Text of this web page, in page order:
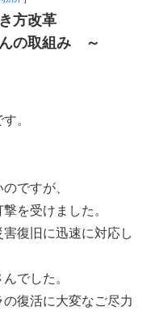
方改革
の取組み ～
。
ですが、
を受けました。
復旧に迅速に対応し
んでした。
復活に大変なご尽力